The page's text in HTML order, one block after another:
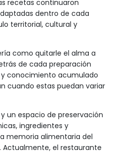
recetas continuaron
dentro de cada
territorial, cultural y
como quitarle el alma a
de cada preparación
conocimiento acumulado
cuando estas puedan variar
un espacio de preservación
ingredientes y
memoria alimentaria del
el restaurante